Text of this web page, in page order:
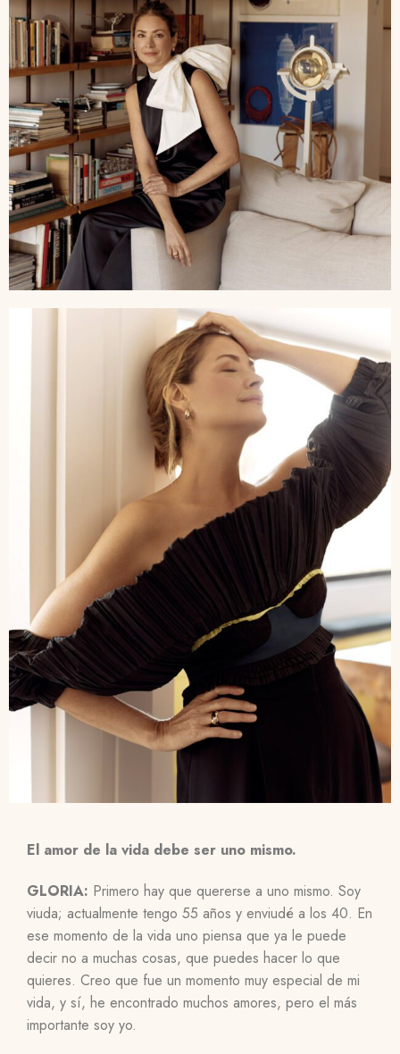
El amor de la vida debe ser uno mismo.
GLORIA: Primero hay que quererse a uno mismo. Soy
viuda; actualmente tengo 55 años y enviudé a los 40. En
ese momento de la vida uno piensa que ya le puede
decir no a muchas cosas, que puedes hacer lo que
quieres. Creo que fue un momento muy especial de mi
vida, y sí, he encontrado muchos amores, pero el más
importante soy yo.